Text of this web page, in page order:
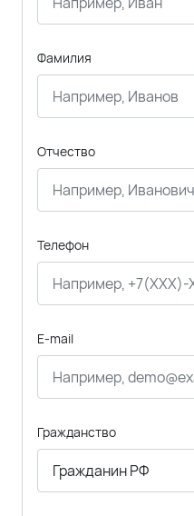
Фамилия
Отчество
Телефон
E-mail
Гражданство